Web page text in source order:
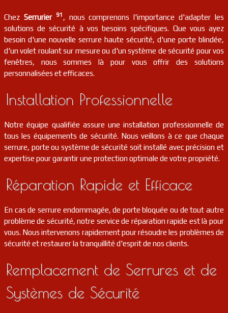
serrurier
serrurier 91 Draveil FR
serrurier 91 Les molières FR
91 Corbeil-essonnes FR 91100
serrurier 91 Saint-hilaire FR 91780
serrurier 91 Chalo-saint-mars FR 91780
serrurier 91 Boutervilliers FR
serrurier 91 Corbreuse FR 91410
91 Saint-germain-lès-corbeil
serrurier 91 Morangis FR 91420
Mauchamps
Chez Serrurier 91 , nous comprenons l'importance d'adapter les
solutions de sécurité à vos besoins spécifiques. Que vous ayez
besoin d'une nouvelle serrure haute sécurité, d'une porte blindée,
d'un volet roulant sur mesure ou d'un système de sécurité pour vos
fenêtres, nous sommes là pour vous offrir des solutions
personnalisées et efficaces.
Installation Professionnelle
Notre équipe qualifiée assure une installation professionnelle de
tous les équipements de sécurité. Nous veillons à ce que chaque
serrure, porte ou système de sécurité soit installé avec précision et
expertise pour garantir une protection optimale de votre propriété.
Réparation Rapide et Efficace
En cas de serrure endommagée, de porte bloquée ou de tout autre
problème de sécurité, notre service de réparation rapide est là pour
vous. Nous intervenons rapidement pour résoudre les problèmes de
sécurité et restaurer la tranquillité d'esprit de nos clients.
Remplacement de Serrures et de
Systèmes de Sécurité